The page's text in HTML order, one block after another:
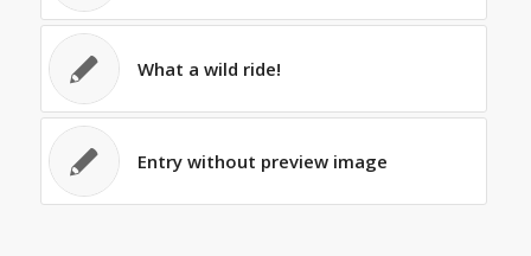
What a wild ride!
Entry without preview image